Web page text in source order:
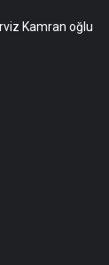
Kamran oğlu